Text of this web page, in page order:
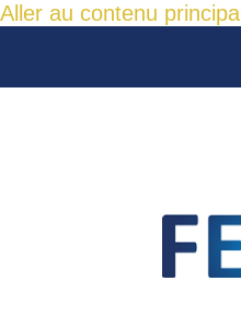
Aller au contenu principal